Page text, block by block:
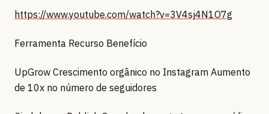
https://www.youtube.com/watch?v=3V4sj4N1O7g
Ferramenta Recurso Benefício
UpGrow Crescimento orgânico no Instagram Aumento
de 10x no número de seguidores